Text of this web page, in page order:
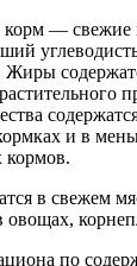
— свежие
и в
кормов.
в свежем
овощах,
по